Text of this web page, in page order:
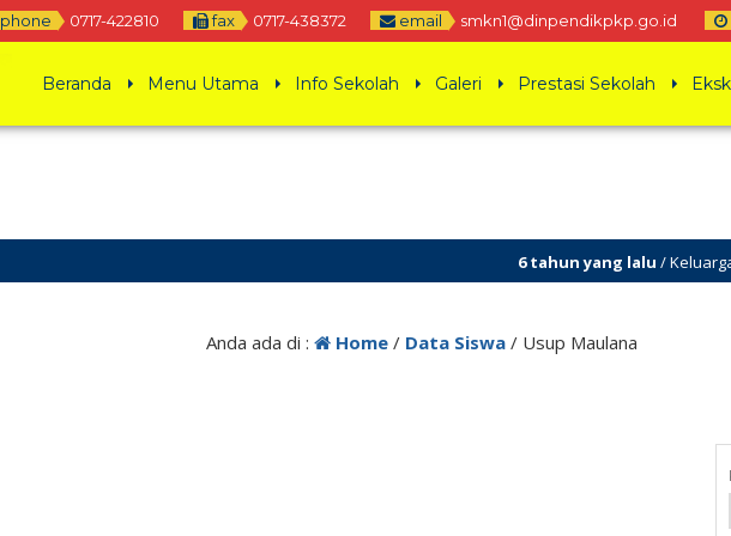
phone 0717-422810 fax 0717-438372 email smkn1@dinpendikpkp.go.id
Beranda Menu Utama Info Sekolah Galeri Prestasi Sekolah
6 tahun yang lalu/ Keluarga
Anda ada di : Home / Data Siswa / Usup Maulana